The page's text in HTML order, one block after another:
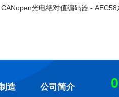
CANopen光电绝对值编码器 - AEC58
造 公司简介